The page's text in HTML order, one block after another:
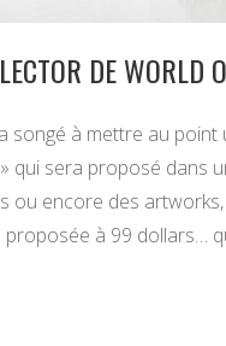
DE WORLD
songé à mettre au
qui sera proposé
ou encore des
proposée à 99 dollars…